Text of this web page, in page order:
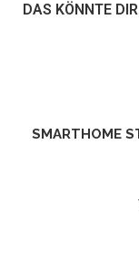
DAS KÖNNTE
SMARTHOME